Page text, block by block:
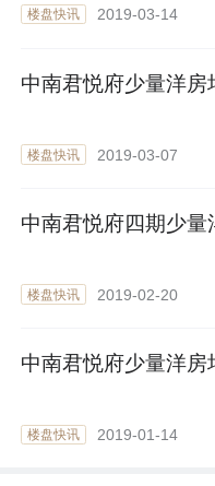
楼盘快讯 2019-03-14
中南君悦府少量洋房
楼盘快讯 2019-03-07
中南君悦府四期少
楼盘快讯 2019-02-20
中南君悦府少量洋房
楼盘快讯 2019-01-14